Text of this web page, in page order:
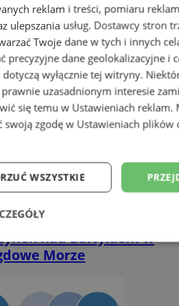
nad Bałtykiem w
Morze
reklam i treści, pomiaru
ulepszania usług. Dostawcy stron
Twoje dane w tych i innych
precyzyjne dane geolokalizacyjne i
wyłącznie tej witryny.
uzasadnionym interesie
się temu w Ustawieniach reklam.
swoją zgodę w Ustawieniach plików
WSZYSTKIE
Wydajność
Niesklasyfikowane